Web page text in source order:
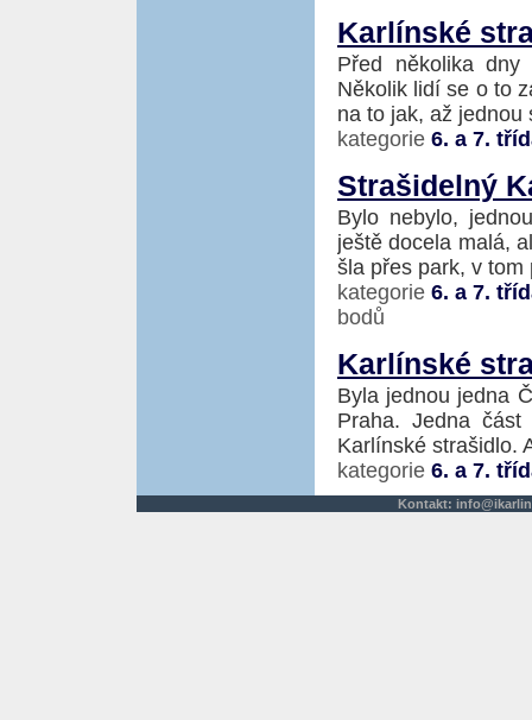
Karlínské
Před několika
Několik lidí se o to
na to jak, až jednou
kategorie 6. a 7.
Strašidelný
Bylo nebylo,
ještě docela malá,
šla přes park, v
kategorie 6. a 7.
bodů
Karlínské
Byla jednou jedna
Praha. Jedna
Karlínské strašidlo.
kategorie 6. a 7.
Kontakt: